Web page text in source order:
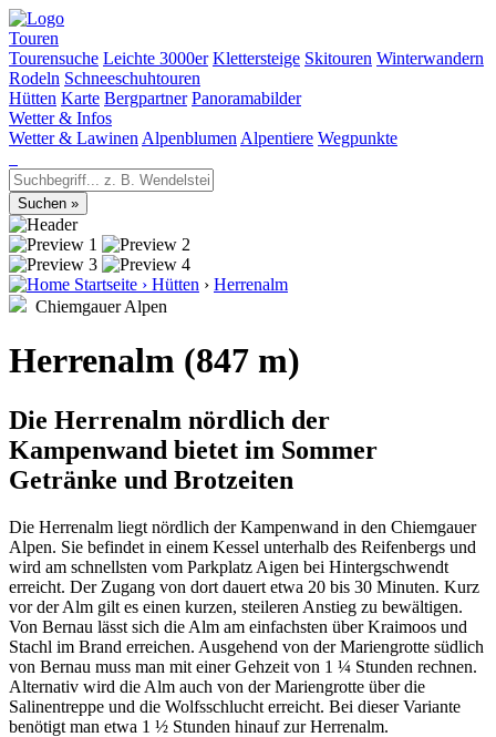
Touren
Tourensuche Leichte 3000er Klettersteige Skitouren Winterwandern
Rodeln Schneeschuhtouren
Hütten Karte Bergpartner Panoramabilder
Wetter & Infos
Wetter & Lawinen Alpenblumen Alpentiere Wegpunkte
Startseite › Hütten › Herrenalm
Chiemgauer Alpen
Herrenalm (847 m)
Die Herrenalm nördlich der
Kampenwand bietet im Sommer
Getränke und Brotzeiten
Die Herrenalm liegt nördlich der Kampenwand in den Chiemgauer
Alpen. Sie befindet in einem Kessel unterhalb des Reifenbergs und
wird am schnellsten vom Parkplatz Aigen bei Hintergschwendt
erreicht. Der Zugang von dort dauert etwa 20 bis 30 Minuten. Kurz
vor der Alm gilt es einen kurzen, steileren Anstieg zu bewältigen.
Von Bernau lässt sich die Alm am einfachsten über Kraimoos und
Stachl im Brand erreichen. Ausgehend von der Mariengrotte südlich
von Bernau muss man mit einer Gehzeit von 1 ¼ Stunden rechnen.
Alternativ wird die Alm auch von der Mariengrotte über die
Salinentreppe und die Wolfsschlucht erreicht. Bei dieser Variante
benötigt man etwa 1 ½ Stunden hinauf zur Herrenalm.